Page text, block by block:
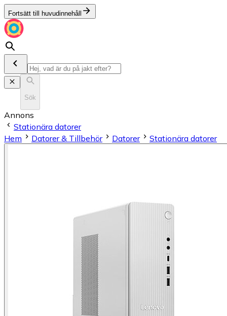
Fortsätt till huvudinnehåll
Sök
Annons
Stationära datorer
Hem
Datorer & Tillbehör Datorer Stationära datorer